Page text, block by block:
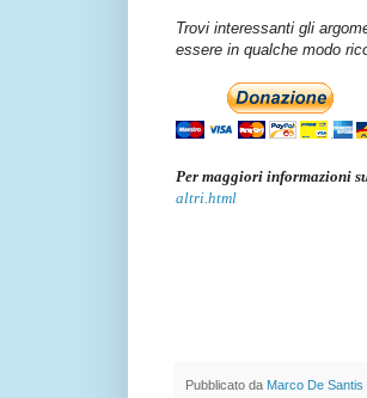
Trovi interessanti gli
essere in qualche modo
Per maggiori informazioni
altri.html
Pubblicato da Marco De Santis